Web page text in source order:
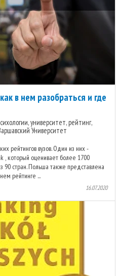
в нем разобраться и где
университет, рейтинг,
Университет
рейтингов вузов. Один из них -
который оценивает более 1700
90 стран. Польша также представлена
рейтинге ...
16.07.2020